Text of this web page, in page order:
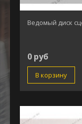
Ведомый диск
0 руб
В корзину